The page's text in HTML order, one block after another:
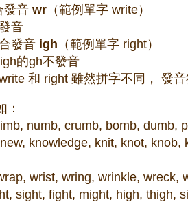
發音 wr （範例單字 write）
音
發音 igh （範例單字 right）
的gh不發音
和 right 雖然拼字不同， 發音
：
numb, crumb, bomb, dumb,
knowledge, knit, knot, knob,
wrist, wring, wrinkle, wreck,
sight, fight, might, high, thigh,